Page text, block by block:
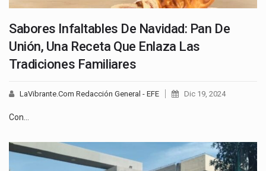
Sabores Infaltables De Navidad: Pan De
Unión, Una Receta Que Enlaza Las
Tradiciones Familiares
LaVibrante.Com Redacción General - EFE Dic 19, 2024
Con…